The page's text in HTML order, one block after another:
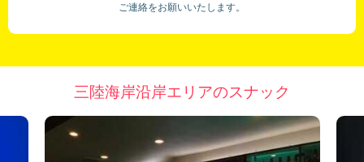
ご連絡をお願いいたします。
三陸海岸沿岸エリアのスナック